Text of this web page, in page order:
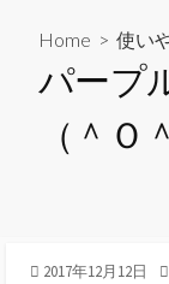
Home >使い
パープ
（＾Ｏ
2017年12月12日